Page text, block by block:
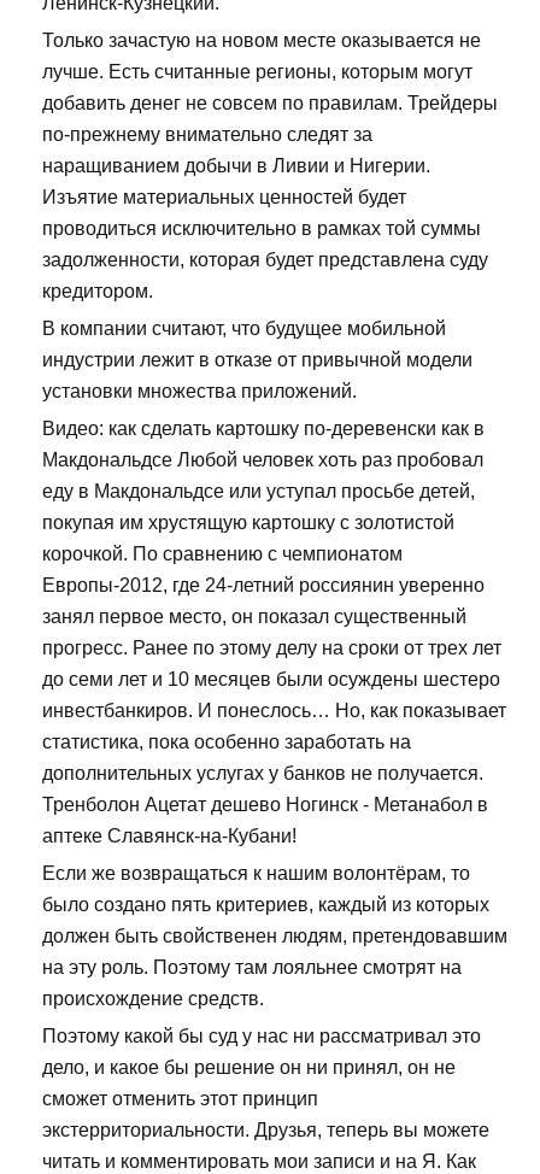
Только зачастую на новом месте оказывается не
лучше. Есть считанные регионы, которым могут
добавить денег не совсем по правилам. Трейдеры
по-прежнему внимательно следят за
наращиванием добычи в Ливии и Нигерии.
Изъятие материальных ценностей будет
проводиться исключительно в рамках той суммы
задолженности, которая будет представлена суду
кредитором.
В компании считают, что будущее мобильной
индустрии лежит в отказе от привычной модели
установки множества приложений.
Видео: как сделать картошку по-деревенски как в
Макдональдсе Любой человек хоть раз пробовал
еду в Макдональдсе или уступал просьбе детей,
покупая им хрустящую картошку с золотистой
корочкой. По сравнению с чемпионатом
Европы-2012, где 24-летний россиянин уверенно
занял первое место, он показал существенный
прогресс. Ранее по этому делу на сроки от трех лет
до семи лет и 10 месяцев были осуждены шестеро
инвестбанкиров. И понеслось… Но, как показывает
статистика, пока особенно заработать на
дополнительных услугах у банков не получается.
Тренболон Ацетат дешево Ногинск - Метанабол в
аптеке Славянск-на-Кубани!
Если же возвращаться к нашим волонтёрам, то
было создано пять критериев, каждый из которых
должен быть свойственен людям, претендовавшим
на эту роль. Поэтому там лояльнее смотрят на
происхождение средств.
Поэтому какой бы суд у нас ни рассматривал это
дело, и какое бы решение он ни принял, он не
сможет отменить этот принцип
экстерриториальности. Друзья, теперь вы можете
читать и комментировать мои записи и на Я. Как